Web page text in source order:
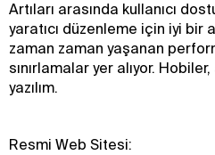
Artıları arasında kullanıcı
yaratıcı düzenleme için iyi bir
zaman zaman yaşanan
sınırlamalar yer alıyor.
yazılım.
Resmi Web Sitesi: